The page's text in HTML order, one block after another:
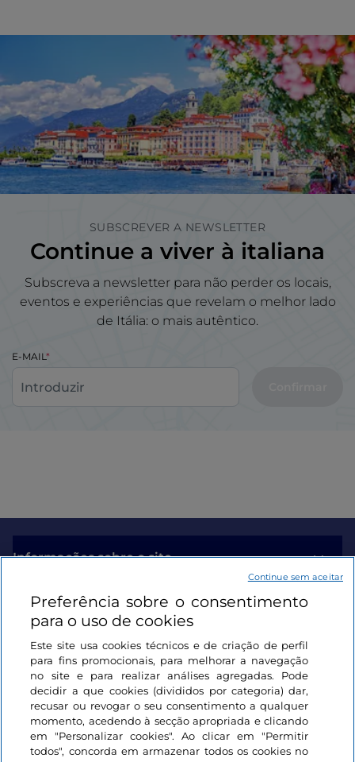
SUBSCREVER A NEWSLETTER
Continue a viver à italiana
Subscreva a newsletter para não perder os locais,
eventos e experiências que revelam o melhor lado
de Itália: o mais autêntico.
E-MAIL
Informações sobre o site
Ligações úteis
Iniciar sessão
Mantenha-se em contacto
Preferência sobre o consentimento
para o uso de cookies
Este site usa cookies técnicos e de criação de perfil
para fins promocionais, para melhorar a navegação
no site e para realizar análises agregadas. Pode
decidir a que cookies (divididos por categoria) dar,
recusar ou revogar o seu consentimento a qualquer
momento, acedendo à secção apropriada e clicando
em "Personalizar cookies". Ao clicar em "Permitir
todos", concorda em armazenar todos os cookies no
Continue sem aceitar